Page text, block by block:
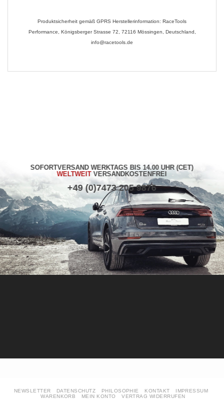
Produktsicherheit gemäß GPRS Herstellerinformation: RaceTools
Performance, Königsberger Strasse 72, 72116 Mössingen, Deutschland,
info@racetools.de
SOFORTVERSAND WERKTAGS BIS 14.00 UHR (CET)
WELTWEITVERSANDKOSTENFREI
+49 (0)7473 205 9876
NEWSLETTER DATENSCHUTZ PHILOSOPHIE KONTAKT
IMPRESSUM
WARENKORB
MEIN KONTO VERTRAG WIDERRUFEN